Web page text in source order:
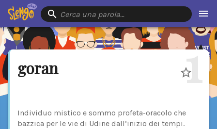
Cerca una parola…
goran 1
Individuo mistico e sommo profeta-oracolo che
bazzica per le vie di Udine dall’inizio dei tempi.